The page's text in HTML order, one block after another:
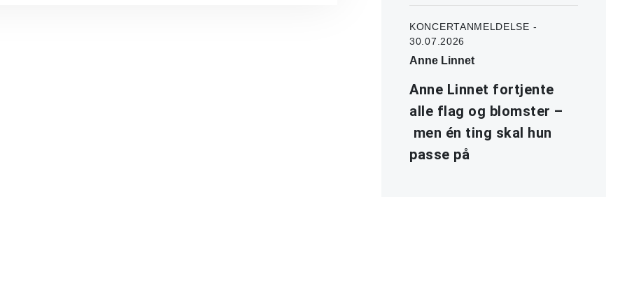
KONCERTANMELDELSE -
30.07.2026
Anne Linnet
Anne Linnet fortjente
alle flag og blomster –
men én ting skal hun
passe på